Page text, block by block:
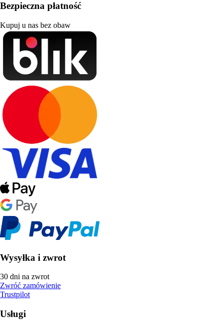
Bezpieczna płatność
Kupuj u nas bez obaw
Wysyłka i zwrot
30 dni na zwrot
Zwróć zamówienie
Trustpilot
Usługi